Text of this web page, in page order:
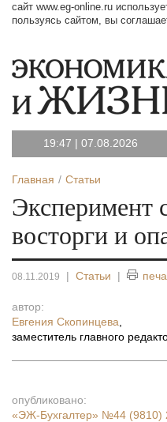
сайт www.eg-online.ru
пользуясь сайтом, вы
19:47 | 07.08.2026
Главная Статьи
Эксперимент
восторги и
08.11.2019 | Статьи |
автор:
Евгения Скопинцева
заместитель главного
опубликовано:
«ЭЖ-Бухгалтер» №44 (9810)